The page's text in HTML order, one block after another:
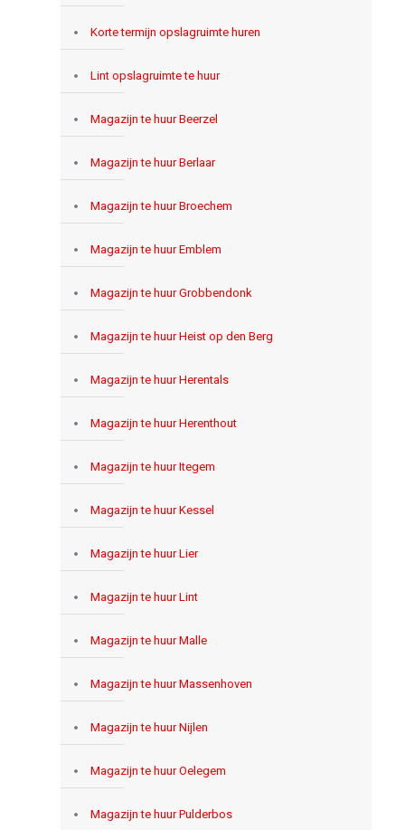
Korte termijn opslagruimte huren
Lint opslagruimte te huur
Magazijn te huur Beerzel
Magazijn te huur Berlaar
Magazijn te huur Broechem
Magazijn te huur Emblem
Magazijn te huur Grobbendonk
Magazijn te huur Heist op den Berg
Magazijn te huur Herentals
Magazijn te huur Herenthout
Magazijn te huur Itegem
Magazijn te huur Kessel
Magazijn te huur Lier
Magazijn te huur Lint
Magazijn te huur Malle
Magazijn te huur Massenhoven
Magazijn te huur Nijlen
Magazijn te huur Oelegem
Magazijn te huur Pulderbos